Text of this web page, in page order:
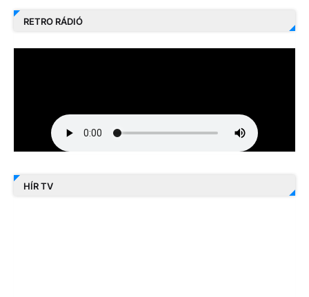
RETRO RÁDIÓ
HÍR TV